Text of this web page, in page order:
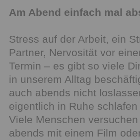
Am Abend einfach mal
Stress auf der Arbeit, ein
Partner, Nervosität vor
Termin – es gibt so viele
in unserem Alltag
auch abends nicht
eigentlich in Ruhe schlafen
Viele Menschen
abends mit einem Film